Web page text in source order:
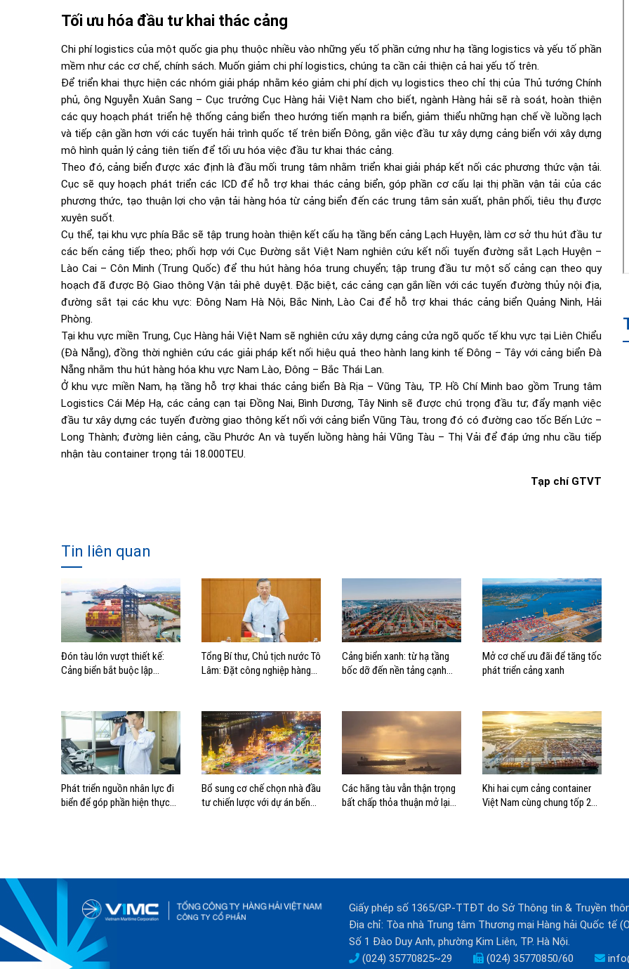
Tối ưu hóa đầu tư khai thác cảng
Chi phí logistics của một quốc gia phụ thuộc nhiều vào những yếu tố phần cứng như hạ tầng logistics và yếu tố phần
mềm như các cơ chế, chính sách. Muốn giảm chi phí logistics, chúng ta cần cải thiện cả hai yếu tố trên.
Để triển khai thực hiện các nhóm giải pháp nhằm kéo giảm chi phí dịch vụ logistics theo chỉ thị của Thủ tướng Chính
phủ, ông Nguyễn Xuân Sang – Cục trưởng Cục Hàng hải Việt Nam cho biết, ngành Hàng hải sẽ rà soát, hoàn thiện
các quy hoạch phát triển hệ thống cảng biển theo hướng tiến mạnh ra biển, giảm thiểu những hạn chế về luồng lạch
và tiếp cận gần hơn với các tuyến hải trình quốc tế trên biển Đông, gắn việc đầu tư xây dựng cảng biển với xây dựng
mô hình quản lý cảng tiên tiến để tối ưu hóa việc đầu tư khai thác cảng.
Theo đó, cảng biển được xác định là đầu mối trung tâm nhằm triển khai giải pháp kết nối các phương thức vận tải.
Cục sẽ quy hoạch phát triển các ICD để hỗ trợ khai thác cảng biển, góp phần cơ cấu lại thị phần vận tải của các
phương thức, tạo thuận lợi cho vận tải hàng hóa từ cảng biển đến các trung tâm sản xuất, phân phối, tiêu thụ được
xuyên suốt.
Cụ thể, tại khu vực phía Bắc sẽ tập trung hoàn thiện kết cấu hạ tầng bến cảng Lạch Huyện, làm cơ sở thu hút đầu tư
các bến cảng tiếp theo; phối hợp với Cục Đường sắt Việt Nam nghiên cứu kết nối tuyến đường sắt Lạch Huyện –
Lào Cai – Côn Minh (Trung Quốc) để thu hút hàng hóa trung chuyển; tập trung đầu tư một số cảng cạn theo quy
hoạch đã đượcBộ Giao thông Vận tảiphê duyệt. Đặc biệt, các cảng cạn gắn liền với các tuyến đường thủy nội địa,
đường sắt tại các khu vực: Đông Nam Hà Nội, Bắc Ninh, Lào Cai để hỗ trợ khai thác cảng biển Quảng Ninh, Hải
Phòng.
Tại khu vực miền Trung, Cục Hàng hải Việt Nam sẽ nghiên cứu xây dựng cảng cửa ngõ quốc tế khu vực tại Liên Chiểu
(Đà Nẵng), đồng thời nghiên cứu các giải pháp kết nối hiệu quả theo hành lang kinh tế Đông – Tây với cảng biển Đà
Nẵng nhằm thu hút hàng hóa khu vực Nam Lào, Đông – Bắc Thái Lan.
Ở khu vực miền Nam, hạ tầng hỗ trợ khai thác cảng biển Bà Rịa – Vũng Tàu, TP. Hồ Chí Minh bao gồm Trung tâm
Logistics Cái Mép Hạ, các cảng cạn tại Đồng Nai, Bình Dương, Tây Ninh sẽ được chú trọng đầu tư; đẩy mạnh việc
đầu tư xây dựng các tuyến đường giao thông kết nối với cảng biển Vũng Tàu, trong đó có đường cao tốc Bến Lức –
Long Thành; đường liên cảng, cầu Phước An và tuyến luồng hàng hải Vũng Tàu – Thị Vải để đáp ứng nhu cầu tiếp
nhận tàu container trọng tải 18.000TEU.
Tạp chí GTVT
Tin liên quan
Đón tàu lớn vượt thiết kế:
Cảng biển bắt buộc lập
Tổng Bí thư, Chủ tịch nước Tô
Lâm: Đặt công nghiệp hàng
thành quốc gia biển mạnh
Cảng biển xanh: từ hạ tầng
bốc dỡ đến nền tảng cạnh
Mở cơ chế ưu đãi để tăng tốc
phát triển cảng xanh
Phát triển nguồn nhân lực đi
biển để góp phần hiện thực
Bổ sung cơ chế chọn nhà đầu
tư chiến lược với dự án bến
Các hãng tàu vẫn thận trọng
bất chấp thỏa thuận mở lại
Khi hai cụm cảng container
Việt Nam cùng chung tốp 20
Giấy phép số 1365/GP-TTĐT do Sở Thông tin & Truyền
Địa chỉ: Tòa nhà Trung tâm Thương mại Hàng hải Quốc tế
Số 1 Đào Duy Anh, phường Kim Liên, TP. Hà Nội.
(024) 35770825~29
(024) 35770850/60